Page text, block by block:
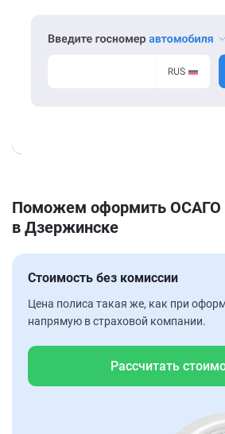
Поможем оформить ОСАГО
в Дзержинске
Стоимость без комиссии
Цена полиса такая же, как при
напрямую в страховой компании.
Рассчитать